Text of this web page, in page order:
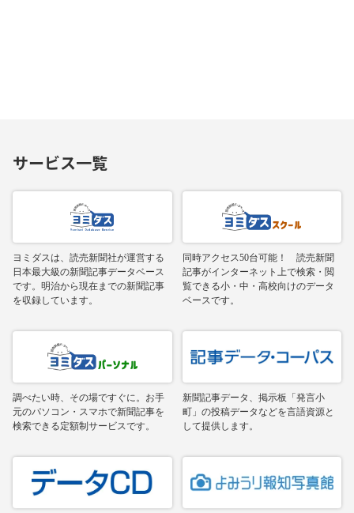
サービス一覧
ヨミダスは、読売新聞社が運営する
日本最大級の新聞記事データベース
です。明治から現在までの新聞記事
を収録しています。
同時アクセス50台可能！ 読売新聞
記事がインターネット上で検索・閲
覧できる小・中・高校向けのデータ
ベースです。
調べたい時、その場ですぐに。お手
元のパソコン・スマホで新聞記事を
検索できる定額制サービスです。
新聞記事データ、掲示板「発言小
町」の投稿データなどを言語資源と
して提供します。